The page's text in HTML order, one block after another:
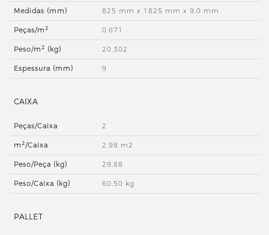
Medidas (mm) 825 mm x 1825 mm x 9,0 mm
Peças/m2 0,671
Peso/m2 (kg) 20,302
Espessura (mm) 9
CAIXA
Peças/Caixa 2
m2/Caixa 2,98 m2
Peso/Peça (kg) 29,88
Peso/Caixa (kg) 60,50 kg
PALLET